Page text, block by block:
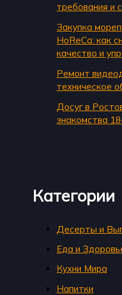
требования и
Закупка
HoReCa: как
качество и
Ремонт
техническое
Досуг в
знакомства
Категории
Десерты и
Еда и
Кухни Мира
Напитки